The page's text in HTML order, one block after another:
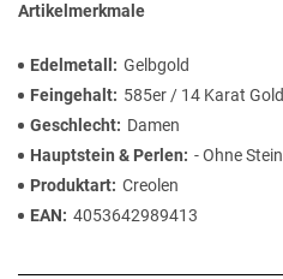
Artikelmerkmale
Edelmetall
Gelbgold
Feingehalt
585er / 14 Karat Gold
Geschlecht
Damen
Hauptstein & Perlen
- Ohne Stein
Produktart Creolen
EAN
4053642989413